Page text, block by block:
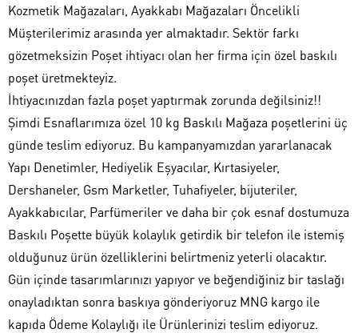
Kozmetik Mağazaları, Ayakkabı Mağazaları Öncelikli
Müşterilerimiz arasında yer almaktadır. Sektör farkı
gözetmeksizin Poşet ihtiyacı olan her firma için özel baskılı
poşet üretmekteyiz.
İhtiyacınızdan fazla poşet yaptırmak zorunda değilsiniz!!
Şimdi Esnaflarımıza özel 10 kg Baskılı Mağaza poşetlerini üç
günde teslim ediyoruz. Bu kampanyamızdan yararlanacak
Yapı Denetimler, Hediyelik Eşyacılar, Kırtasiyeler,
Dershaneler, Gsm Marketler, Tuhafiyeler, bijuteriler,
Ayakkabıcılar, Parfümeriler ve daha bir çok esnaf dostumuza
Baskılı Poşette büyük kolaylık getirdik bir telefon ile istemiş
olduğunuz ürün özelliklerini belirtmeniz yeterli olacaktır.
Gün içinde tasarımlarınızı yapıyor ve beğendiğiniz bir taslağı
onayladıktan sonra baskıya gönderiyoruz MNG kargo ile
kapıda Ödeme Kolaylığı ile Ürünlerinizi teslim ediyoruz.